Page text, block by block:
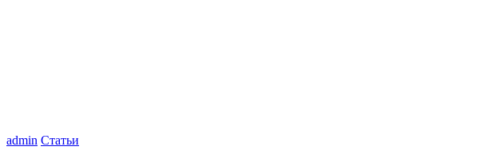
admin Статьи